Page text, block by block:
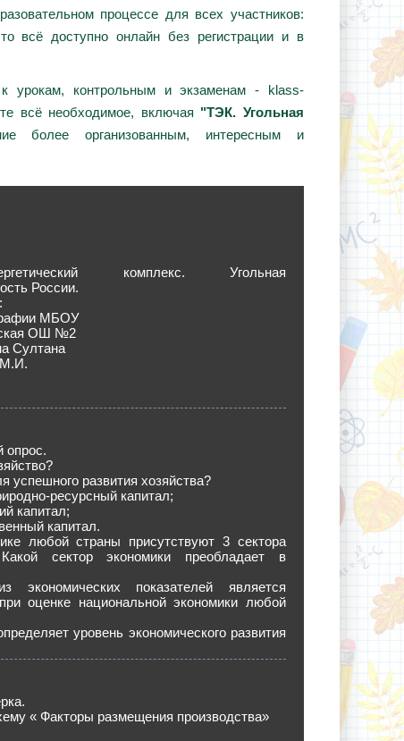
процессе для всех участников:
всё доступно онлайн без регистрации и в
урокам, контрольным и экзаменам - klass-
всё необходимое, включая "ТЭК. Угольная
более организованным, интересным и
комплекс. Угольная
России.
МБОУ
ОШ №2
Султана
М.И.
опрос.
успешного развития хозяйства?
ресурсный капитал;
капитал;
капитал.
любой страны присутствуют 3 сектора
сектор экономики преобладает в
экономических показателей является
оценке национальной экономики любой
уровень экономического развития
« Факторы размещения производства»